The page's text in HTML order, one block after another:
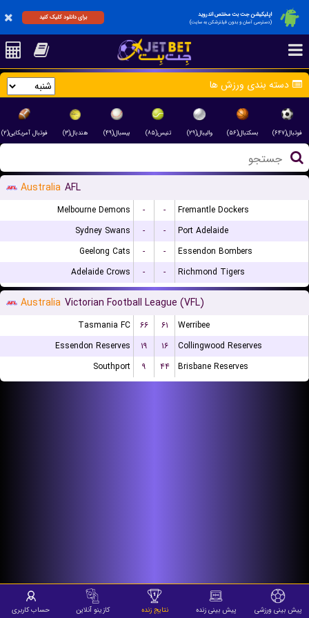
اپلیکیشن جت بت مختص اندروید
(دسترسی آسان و بدون فیلترشکن به سایت)
برای دانلود کلیک کنید
دسته بندی ورزش ها
فوتبال(۶۴۷) بسکتبال(۵۶) والیبال(۲۹) تنیس(۸۵) بیسبال(۴۹) هندبال(۳) فوتبال آمریکایی(۲)
Australia AFL
Melbourne Demons - -
Fremantle Dockers
Sydney Swans
- -
Port Adelaide
Geelong Cats
- -
Essendon Bombers
Adelaide Crows
- - Richmond Tigers
Australia Victorian Football League (VFL)
Tasmania FC ۶۶ ۶۱
Werribee
Essendon Reserves
۱۹ ۱۶
Collingwood Reserves
Southport
۹ ۴۴ Brisbane Reserves
پیش بینی ورزشی پیش بینی زنده نتایج زنده کازینو آنلاین حساب کاربری